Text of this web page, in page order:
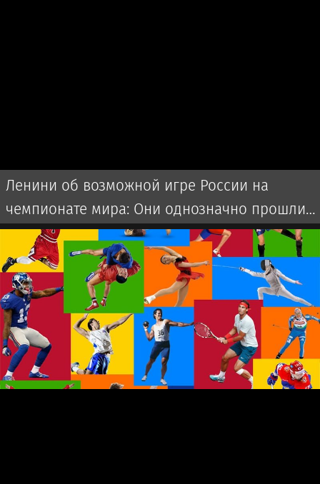
Ленини об возможной игре России на
чемпионате мира: Они однозначно прошли
бы далеко